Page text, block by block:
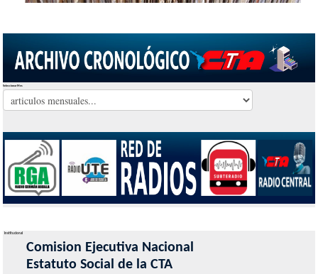
Seleccionar Mes
Institucional
Comision Ejecutiva Nacional
Estatuto Social de la CTA